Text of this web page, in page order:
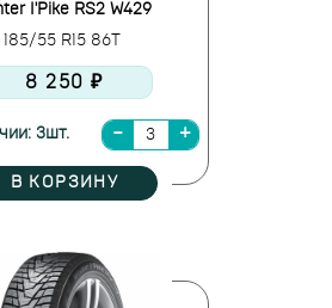
I'Pike RS2 W429
185/55 R15 86T
8 250 ₽
3шт.
В КОРЗИНУ